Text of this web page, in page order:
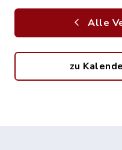
Alle
zu